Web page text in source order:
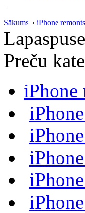
Sākums › iPhone remonts
Preču
iPhone